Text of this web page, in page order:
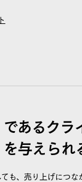
であるク
を与えられ
ても、売り上げにつ